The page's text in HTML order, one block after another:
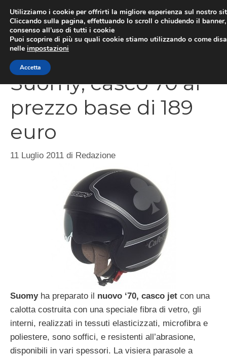
contenuto
Suomy, casco 70 al
prezzo base di 189
euro
11 Luglio 2011 di Redazione
Suomyha preparato il nuovo ‘70, casco jet con una
calotta costruita con una speciale fibra di vetro, gli
interni, realizzati in tessuti elasticizzati, microfibra e
poliestere, sono soffici, e resistenti all’abrasione,
disponibili in vari spessori. La visiera parasole a
Utilizziamo i cookie per offrirti la migliore esperienza sul nostro
Cliccando sulla pagina, effettuando lo scroll o chiudendo il
consenso all’uso di tutti i cookie
Puoi scoprire di più su quali cookie stiamo utilizzando o come
nelle impostazioni
Accetta